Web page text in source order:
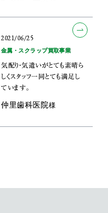
2021/06/25
金属・スクラップ買取事業
気配り・気遣いがとても素晴ら
しくスタッフ一同とても満足し
ています。
仲里歯科医院様